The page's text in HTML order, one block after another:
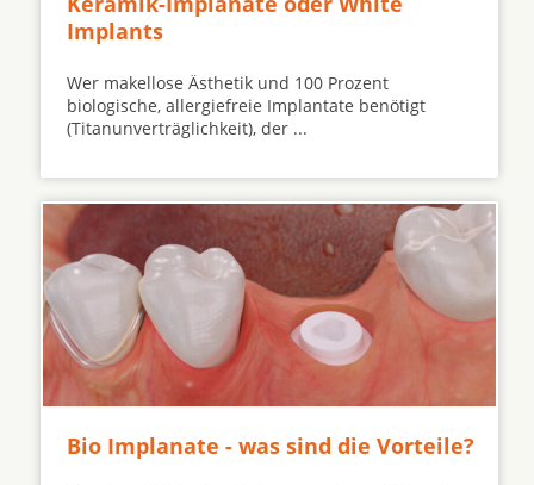
Implants
Wer makellose Ästhetik und 100 Prozent
biologische, allergiefreie Implantate benötigt
(Titanunverträglichkeit), der ...
Bio Implanate - was sind die Vorteile?